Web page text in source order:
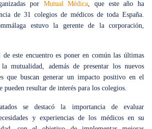
por Mutual Médica , que este año ha
de 31 colegios de médicos de toda España.
estuvo la gerente de la corporación,
este encuentro es poner en común las últimas
la mutualidad, además de presentar los nuevos
que buscan generar un impacto positivo en el
resultar de interés para los colegios.
se destacó la importancia de evaluar
y experiencias de los médicos en su